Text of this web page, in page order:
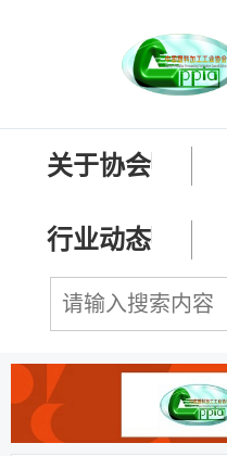
关于协会
行业动态